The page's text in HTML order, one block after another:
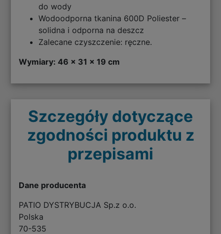
do wody
Wodoodporna tkanina 600D Poliester –
solidna i odporna na deszcz
Zalecane czyszczenie: ręczne.
Wymiary: 46 x 31 x 19 cm
Szczegóły dotyczące
zgodności produktu z
przepisami
Dane producenta
PATIO DYSTRYBUCJA Sp.z o.o.
Polska
70-535